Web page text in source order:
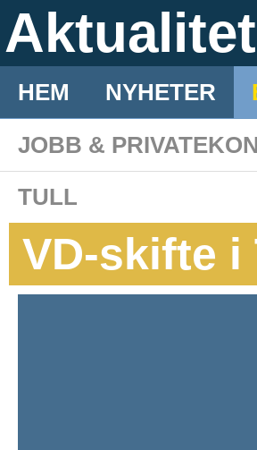
Aktualitet
HEM NYHETER
JOBB &
TULL
VD-skifte